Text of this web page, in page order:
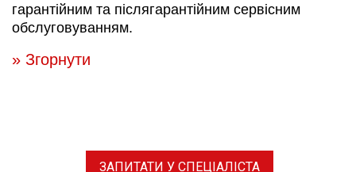
гарантійним та післягарантійним сервісним
обслуговуванням.
» Згорнути
ЗАПИТАТИ У СПЕЦІАЛІСТА